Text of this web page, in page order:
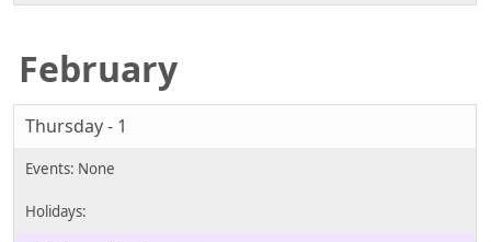
February
Thursday - 1